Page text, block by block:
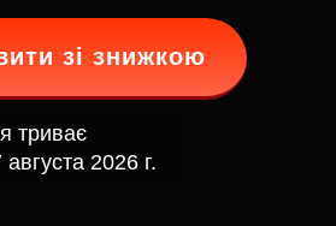
зі знижкою
триває
августа 2026 г.